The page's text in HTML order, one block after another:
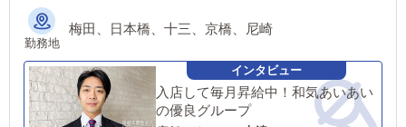
勤務地
梅田、日本橋、十三、京橋、尼崎
入店して毎月昇給中！和気あいあい
の優良グループ